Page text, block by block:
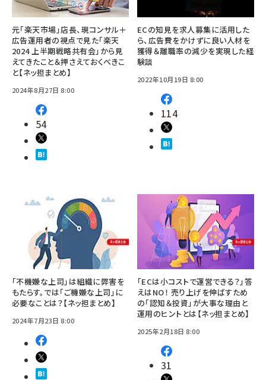
元「楽天市場」店長、現コンサル＋
広告運用者の視点で見た「楽天
2024 上半期戦略共有会」から見
えてきたこと＆押さえておくべきこ
と【ネッ担まとめ】
2024年8月27日 8:00
54
ECの知見を求人募集に活用した
ら、広告費をかけずに良い人材を
獲得＆離職率の減少を実現した経
験談
2022年10月19日 8:00
114
「不機嫌な上司」は組織に弊害を
もたらす。では「ご機嫌な上司」に
必要なことは？【ネッ担まとめ】
2024年7月23日 8:00
「ECは小コストで運営できる？」答
えはNO！ 売り上げを伸ばすため
の「認知＆投資」が大事な理由と
運用のヒントとは【ネッ担まとめ】
2025年2月18日 8:00
31